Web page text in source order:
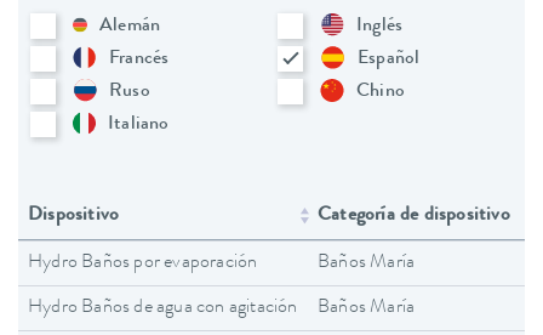
Alemán
Inglés
Francés
Español
Ruso
Chino
Italiano
Dispositivo Categoría de dispositivo
Hydro Baños por evaporación Baños María
Hydro Baños de agua con agitación Baños María